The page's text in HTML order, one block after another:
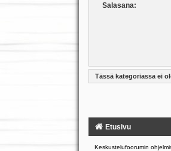
Salasana:
Tässä kategoriassa ei
Etusivu
Keskustelufoorumin